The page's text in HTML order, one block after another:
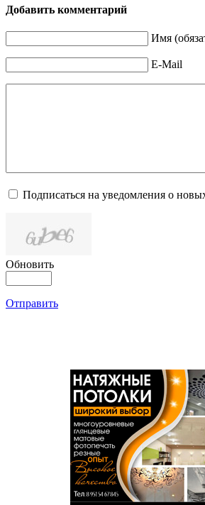
Добавить комментарий
Имя
E-Mail
Подписаться на уведомления о
Обновить
Отправить